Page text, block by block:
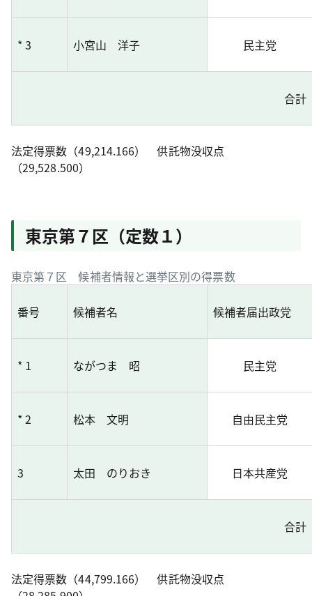
* 3 小宮山 洋子 民主党
合計
法定得票数（49,214.166） 供託物没収点
（29,528.500）
東京第７区（定数１）
東京第７区 候補者情報と選挙区別の得票数
番号 候補者名 候補者届出政党
* 1 ながつま 昭 民主党
* 2 松本 文明 自由民主党
3 太田 のりおき 日本共産党
合計
法定得票数（44,799.166） 供託物没収点